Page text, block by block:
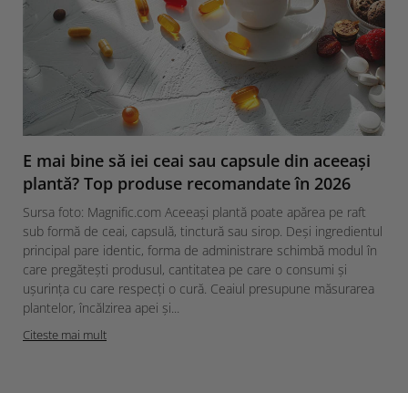
E mai bine să iei ceai sau capsule din aceeași
plantă? Top produse recomandate în 2026
Sursa foto: Magnific.com Aceeași plantă poate apărea pe raft
sub formă de ceai, capsulă, tinctură sau sirop. Deși ingredientul
principal pare identic, forma de administrare schimbă modul în
care pregătești produsul, cantitatea pe care o consumi și
ușurința cu care respecți o cură. Ceaiul presupune măsurarea
plantelor, încălzirea apei și...
Citeste mai mult